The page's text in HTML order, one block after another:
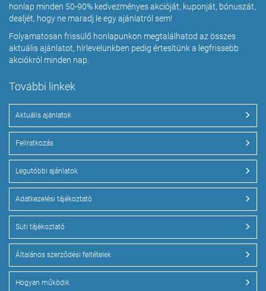
honlap minden 50-90% kedvezményes akcióját, kuponját, bónuszát,
dealjét, hogy ne maradj le egy ajánlatról sem!
Folyamatosan frissülő honlapunkon megtalálhatod az összes
aktuális ajánlatot, hírlevelünkben pedig értesítünk a legfrissebb
akciókról minden nap.
További linkek
Aktuális ajánlatok
Feliratkozás
Legutóbbi ajánlatok
Adatkezelési tájékoztató
Süti tájékoztató
Általános szerződési feltételek
Hogyan működik